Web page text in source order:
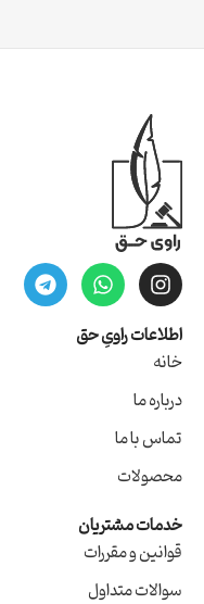
اطلاعات راویِ حق
خانه
درباره ما
تماس با ما
محصولات
خدمات مشتریان
قوانین و مقررات
سوالات متداول